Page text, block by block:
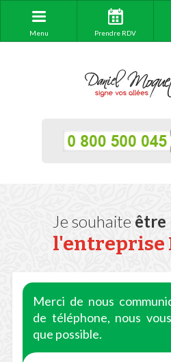
Menu Prendre RDV
Je souhaite être
l'entreprise
Merci de nous
de téléphone, nous
que possible.